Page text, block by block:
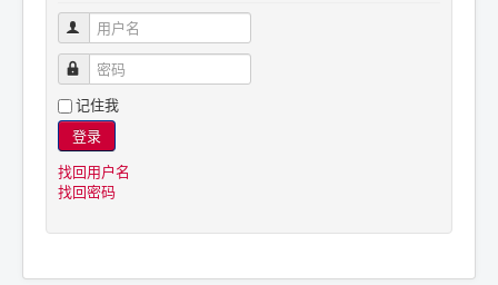
用户名
密码
记住我
登录
找回用户名
找回密码